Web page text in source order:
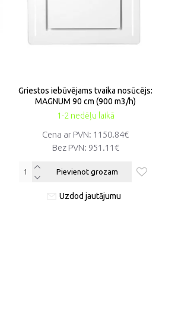
1-2 nedēļu laikā
Griestos iebūvējams tvaika nosūcējs:
MAGNUM 90 cm (900 m3/h)
Cena ar PVN: 1150.84€
Bez PVN: 951.11€
Pievienot grozam
Uzdod jautājumu